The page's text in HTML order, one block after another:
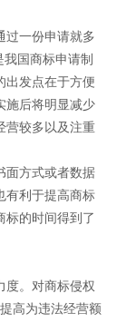
一份申请就多
国商标申请制
出发点在于方便
施后将明显减少
营较多以及注重
方式或者数据
有利于提高商标
标的时间得到了
。对商标侵权
高为违法经营额